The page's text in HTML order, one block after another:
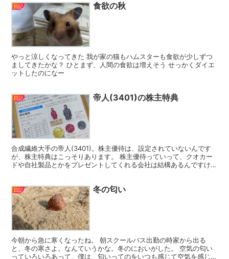
日記 食欲の秋
やっと涼しくなってきた 我が家の猫もハムスターも食欲が少しずつ
ましてきたかな？ ひとまず、人間の食欲は増えそう せっかくダイエ
ットしたのになー
日記 帝人(3401)の株主特典
合成繊維大手の帝人(3401)。株主優待は、設定されていないんです
が、株主特典はこっそりあります。 株主優待っていって、クオカー
ドや自社製品とかをプレゼントしてくれる会社は結構あるんですけど
日記 冬の匂い
今朝から急に寒くなったね。 朝スクールバス出勤の時家から出る
と、冬の寒さよ。なんていうかな。冬のにおいがした。 空気の匂い
っていろいろあって、僕は、匂いってのをいつも感じて空気を感じて